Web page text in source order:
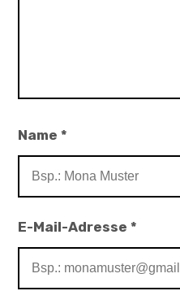
Name*
E-Mail-Adresse*